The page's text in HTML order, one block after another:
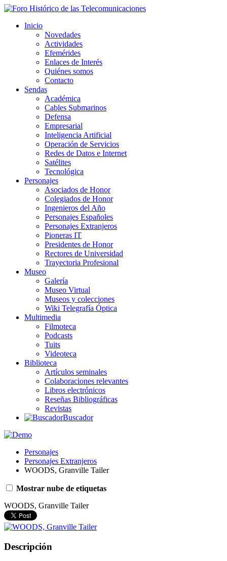
Inicio
Novedades
Actividades
Efemérides
Enlaces de Interés
Quiénes somos
Contacto
Sendas
Académica
Cables Submarinos
Defensa
Empresarial
Inteligencia Artificial
Operación de Servicios
Redes de Datos e Internet
Satélites
Tecnológica
Personajes
Asociados de Honor
Colegiados de Honor
Ingenieros del Año
Personajes Españoles
Personajes Extranjeros
Pioneras IT
Presidentes de Honor
Rectores de Universidad
Trayectoria Profesional
Museo
Galería
Museo Virtual
Museos y colecciones
Wiki Telegrafía Óptica
Multimedia
Filmoteca
Podcasts
Tuits
Videoteca
Biblioteca
Artículos seminales
Colaboraciones relevantes
Libros electrónicos
Reseñas Bibliográficas
Revistas
Buscador
Personajes
Personajes Extranjeros
WOODS, Granville Tailer
Mostrar nube de etiquetas
WOODS, Granville Tailer
Descripción